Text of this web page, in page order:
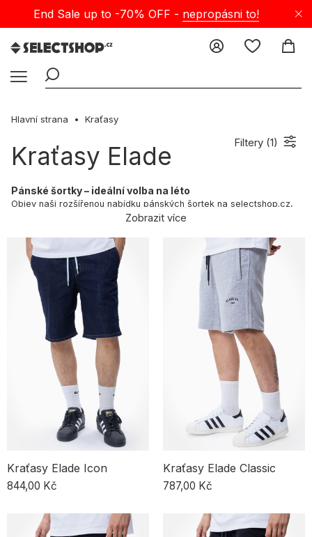
End Sale up to -70% OFF - nepropásni to!
Hlavní strana Kraťasy
Kraťasy Elade Filtery (1)
Pánské šortky – ideální volba na léto
Objev naši rozšířenou nabídku pánských šortek na selectshop.cz,
která spojuje moderní styl s neuvěřitelným pohodlím. Naše nabídka
obzvlášť během horkých letních dnů. Ať už hledáš klasické pánské
šortky, stylové jortsy nebo sportovní kousky – u nás si určitě
vybereš. Každý model je pečlivě vybrán s ohledem na kvalitu
materiálů a precizní zpracování. Díky tomu naše šortky nejen
skvěle vypadají, ale i pohodlně sedí. Moderní technologie zajišťují,
že modely jako baggy jortsy nebo teplákové šortky skvěle fungují
pro každodenní nošení a zároveň podtrhnou tvůj osobitý styl.
Styl a pohodlí – jak sladit šortky se zbytkem outfitu
Léto je čas, kdy se pohodlí a styl spojují. Naše pánské šortky
nejsou jen základní kousek šatníku – jsou způsobem, jak vyjádřit
svou osobnost. Skvěle ladí s lehkými košilemi, tričky i casual saky.
Díky nim vytvoříš originální outfity, které se hodí jak na každodenní
procházky, tak na letní akce. Ať už sáhneš po klasických šortkách,
jortsech nebo džínových modelech – každý z nich podtrhne tvůj
styl a pomůže ti užít si léto naplno.
Zobrazit více
Kraťasy Elade Icon
844,00 Kč
Kraťasy Elade Classic
787,00 Kč